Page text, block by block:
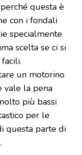
questa è
con i fondali
specialmente
scelta se ci si
un motorino
vale la pena
più bassi
per le
questa parte di
.